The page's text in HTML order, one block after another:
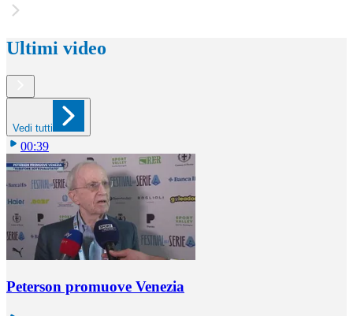
Ultimi video
Vedi tutti
00:39
Peterson promuove Venezia